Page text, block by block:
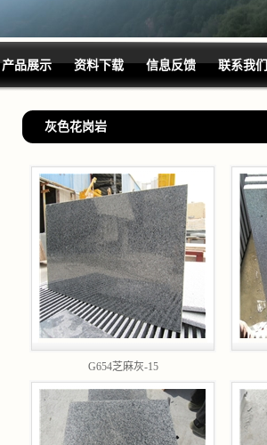
产品展示 资料下载 信息反馈 联系我们
灰色花岗岩
G654芝麻灰-15